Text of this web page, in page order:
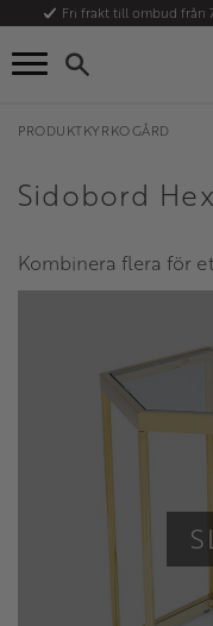
Meny
Fri frakt till ombud från
PRODUKTKYRKOGÅRD
Sidobord
Kombinera flera för